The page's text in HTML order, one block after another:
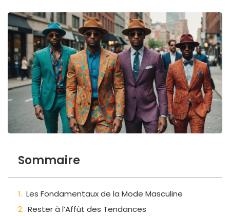
Sommaire
Les Fondamentaux de la Mode Masculine
Rester à l’Affût des Tendances